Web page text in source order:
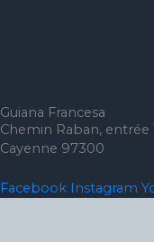
Guiana Francesa
Chemin Raban, entrée
Cayenne 97300
Facebook Instagram